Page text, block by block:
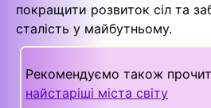
покращити розвиток сіл та
сталість у майбутньому.
Рекомендуємо також
найстаріші міста світу